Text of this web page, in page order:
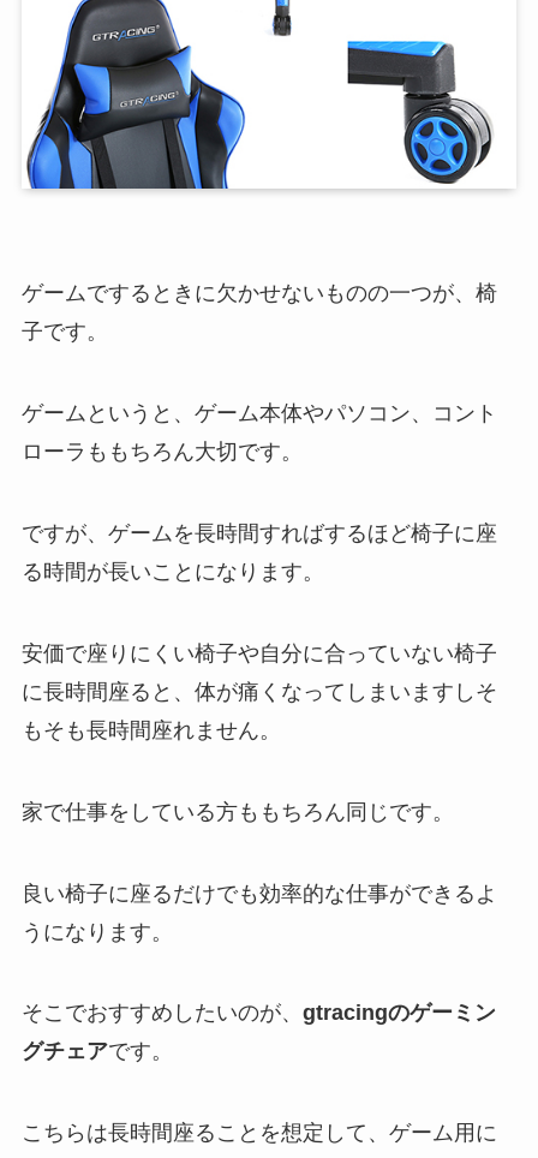
ゲームでするときに欠かせないものの一つが、椅
子です。
ゲームというと、ゲーム本体やパソコン、コント
ローラももちろん大切です。
ですが、ゲームを長時間すればするほど椅子に座
る時間が長いことになります。
安価で座りにくい椅子や自分に合っていない椅子
に長時間座ると、体が痛くなってしまいますしそ
もそも長時間座れません。
家で仕事をしている方ももちろん同じです。
良い椅子に座るだけでも効率的な仕事ができるよ
うになります。
そこでおすすめしたいのが、 gtracingのゲーミン
グチェアです。
こちらは長時間座ることを想定して、ゲーム用に